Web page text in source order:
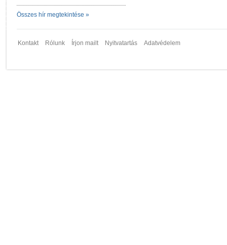
Összes hír megtekintése »
Kontakt Rólunk Írjon mailt Nyitvatartás Adatvédelem